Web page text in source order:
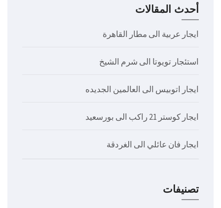
أحدث المقالات
ايجار عربية الى مطار القاهرة
استئجار تويوتا الى شرم الشيخ
ايجار اتوبيس الى العالمين الجديده
ايجار كوستر 21 راكب الى بورسعيد
ايجار فان عائلي الى الغردقة
تصنيفات